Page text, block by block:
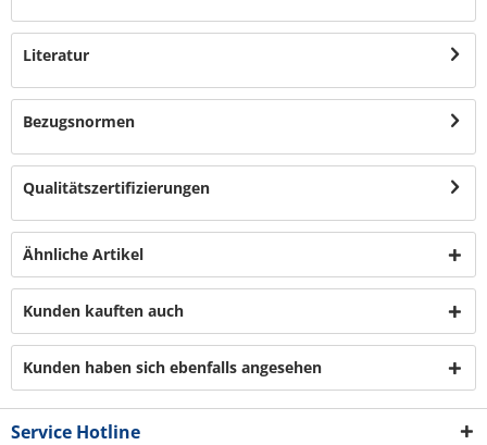
Literatur
Bezugsnormen
Qualitätszertifizierungen
Ähnliche Artikel
Kunden kauften auch
Kunden haben sich ebenfalls angesehen
Service Hotline